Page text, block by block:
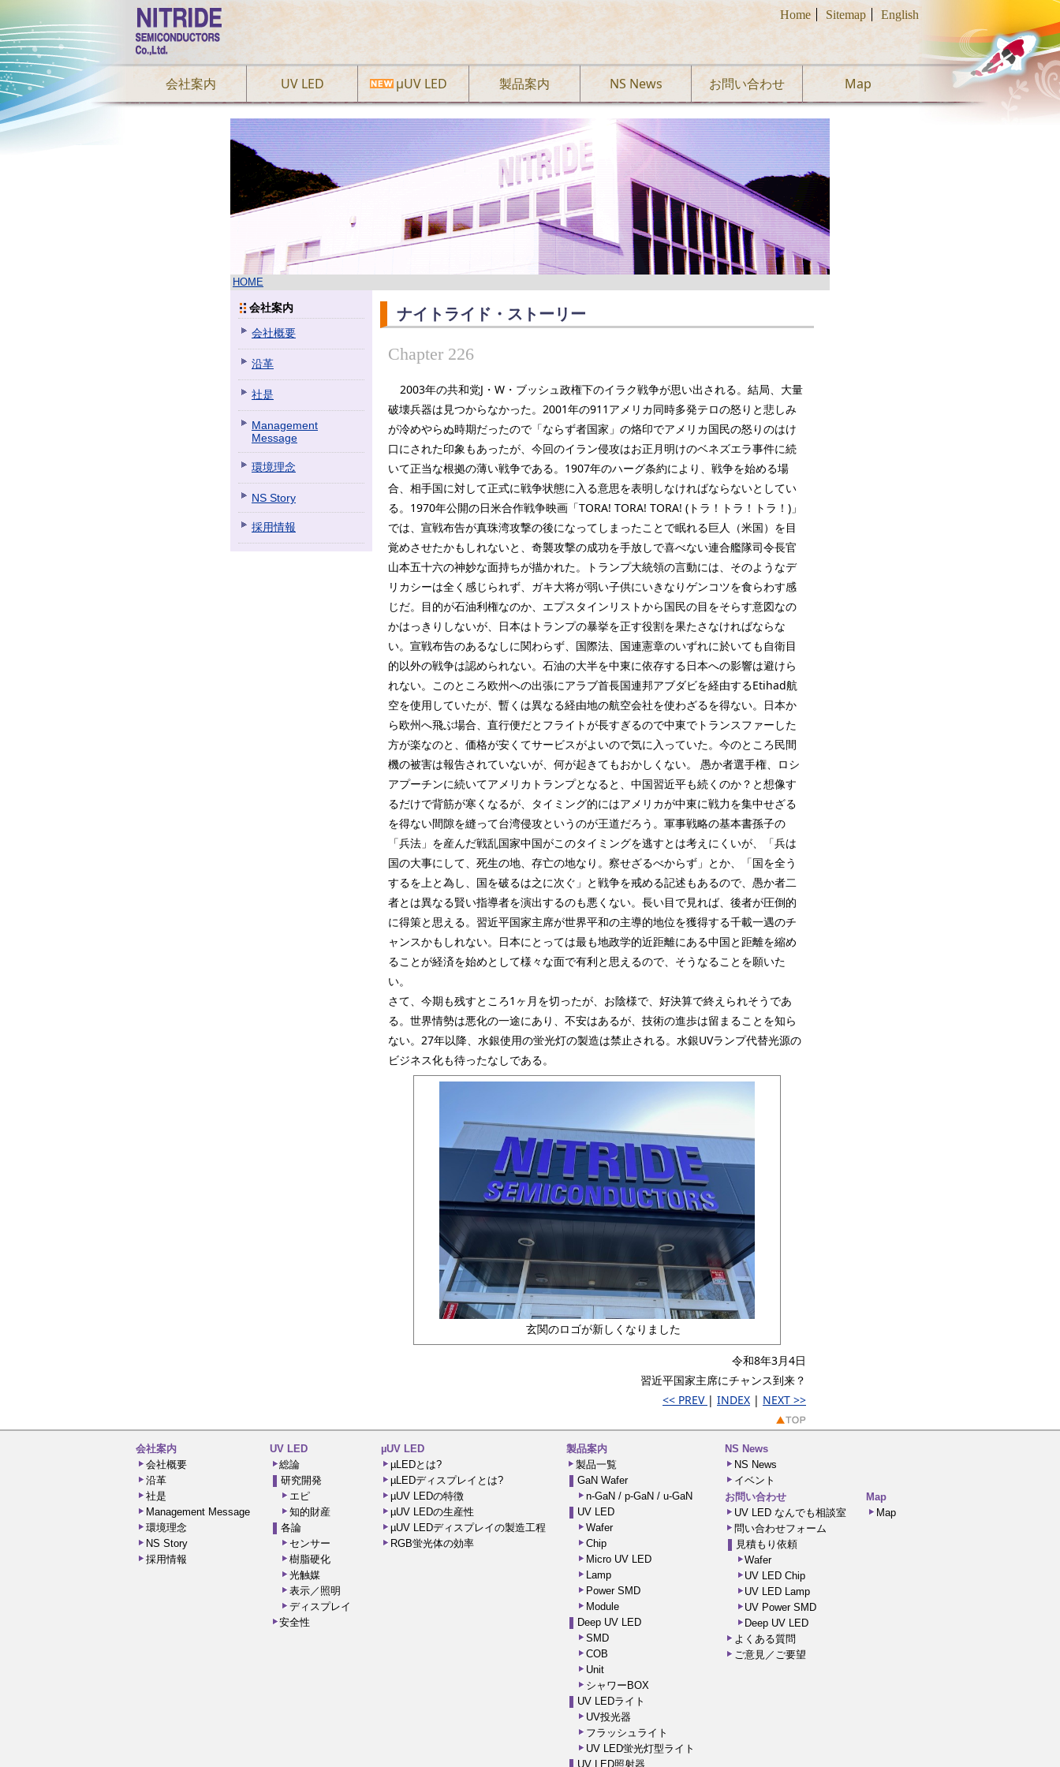
Home Sitemap English
会社案内 UV LED µUV LED 製品案内 NS News お問い合わせ Map
HOME
会社案内
会社概要
沿革
社是
Management
Message
環境理念
NS Story
採用情報
ナイトライド・ストーリー
Chapter 226
2003年の共和党J・W・ブッシュ政権下のイラク戦争が思い出される。結局、大量
破壊兵器は見つからなかった。2001年の911アメリカ同時多発テロの怒りと悲しみ
が冷めやらぬ時期だったので「ならず者国家」の烙印でアメリカ国民の怒りのはけ
口にされた印象もあったが、今回のイラン侵攻はお正月明けのベネズエラ事件に続
いて正当な根拠の薄い戦争である。1907年のハーグ条約により、戦争を始める場
合、相手国に対して正式に戦争状態に入る意思を表明しなければならないとしてい
る。1970年公開の日米合作戦争映画「TORA! TORA! TORA! (トラ！トラ！トラ！)」
では、宣戦布告が真珠湾攻撃の後になってしまったことで眠れる巨人（米国）を目
覚めさせたかもしれないと、奇襲攻撃の成功を手放しで喜べない連合艦隊司令長官
山本五十六の神妙な面持ちが描かれた。トランプ大統領の言動には、そのようなデ
リカシーは全く感じられず、ガキ大将が弱い子供にいきなりゲンコツを食らわす感
じだ。目的が石油利権なのか、エプスタインリストから国民の目をそらす意図なの
かはっきりしないが、日本はトランプの暴挙を正す役割を果たさなければならな
い。宣戦布告のあるなしに関わらず、国際法、国連憲章のいずれに於いても自衛目
的以外の戦争は認められない。石油の大半を中東に依存する日本への影響は避けら
れない。このところ欧州への出張にアラブ首長国連邦アブダビを経由するEtihad航
空を使用していたが、暫くは異なる経由地の航空会社を使わざるを得ない。日本か
ら欧州へ飛ぶ場合、直行便だとフライトが長すぎるので中東でトランスファーした
方が楽なのと、価格が安くてサービスがよいので気に入っていた。今のところ民間
機の被害は報告されていないが、何が起きてもおかしくない。 愚か者選手権、ロシ
アプーチンに続いてアメリカトランプとなると、中国習近平も続くのか？と想像す
るだけで背筋が寒くなるが、タイミング的にはアメリカが中東に戦力を集中せざる
を得ない間隙を縫って台湾侵攻というのが王道だろう。軍事戦略の基本書孫子の
「兵法」を産んだ戦乱国家中国がこのタイミングを逃すとは考えにくいが、「兵は
国の大事にして、死生の地、存亡の地なり。察せざるべからず」とか、「国を全う
するを上と為し、国を破るは之に次ぐ」と戦争を戒める記述もあるので、愚か者二
者とは異なる賢い指導者を演出するのも悪くない。長い目で見れば、後者が圧倒的
に得策と思える。習近平国家主席が世界平和の主導的地位を獲得する千載一遇のチ
ャンスかもしれない。日本にとっては最も地政学的近距離にある中国と距離を縮め
ることが経済を始めとして様々な面で有利と思えるので、そうなることを願いた
い。
さて、今期も残すところ1ヶ月を切ったが、お陰様で、好決算で終えられそうであ
る。世界情勢は悪化の一途にあり、不安はあるが、技術の進歩は留まることを知ら
ない。27年以降、水銀使用の蛍光灯の製造は禁止される。水銀UVランプ代替光源の
ビジネス化も待ったなしである。
玄関のロゴが新しくなりました
令和8年3月4日
習近平国家主席にチャンス到来？
<< PREV | INDEX | NEXT >>
会社案内
会社概要
沿革
社是
Management Message
環境理念
NS Story
採用情報
UV LED
総論
研究開発
エピ
知的財産
各論
センサー
樹脂硬化
光触媒
表示／照明
ディスプレイ
安全性
µUV LED
µLEDとは?
µLEDディスプレイとは?
µUV LEDの特徴
µUV LEDの生産性
µUV LEDディスプレイの製造工程
RGB蛍光体の効率
製品案内
製品一覧
GaN Wafer
n-GaN / p-GaN / u-GaN
UV LED
Wafer
Chip
Micro UV LED
Lamp
Power SMD
Module
Deep UV LED
SMD
COB
Unit
シャワーBOX
UV LEDライト
UV投光器
フラッシュライト
UV LED蛍光灯型ライト
UV LED照射器
NS News
NS News
イベント
お問い合わせ
UV LED なんでも相談室
問い合わせフォーム
見積もり依頼
Wafer
UV LED Chip
UV LED Lamp
UV Power SMD
Deep UV LED
よくある質問
ご意見／ご要望
Map
Map